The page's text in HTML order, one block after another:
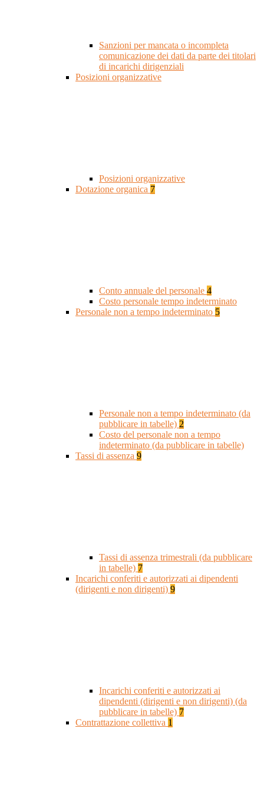
Sanzioni per mancata o incompleta
comunicazione dei dati da parte dei titolari
di incarichi dirigenziali
Posizioni organizzative
Posizioni organizzative
Dotazione organica 7
Conto annuale del personale 4
Costo personale tempo indeterminato
Personale non a tempo indeterminato 5
Personale non a tempo indeterminato (da
pubblicare in tabelle) 2
Costo del personale non a tempo
indeterminato (da pubblicare in tabelle)
Tassi di assenza 9
Tassi di assenza trimestrali (da pubblicare
in tabelle) 7
Incarichi conferiti e autorizzati ai dipendenti
(dirigenti e non dirigenti) 9
Incarichi conferiti e autorizzati ai
dipendenti (dirigenti e non dirigenti) (da
pubblicare in tabelle) 7
Contrattazione collettiva 1